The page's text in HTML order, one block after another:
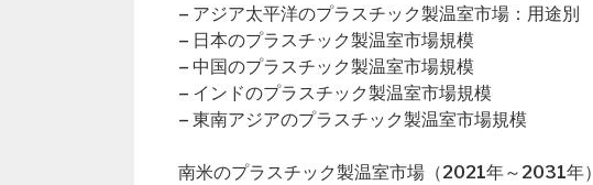
– アジア太平洋のプラスチック製温室市場：用途別
– 日本のプラスチック製温室市場規模
– 中国のプラスチック製温室市場規模
– インドのプラスチック製温室市場規模
– 東南アジアのプラスチック製温室市場規模
南米のプラスチック製温室市場（2021年～2031年）